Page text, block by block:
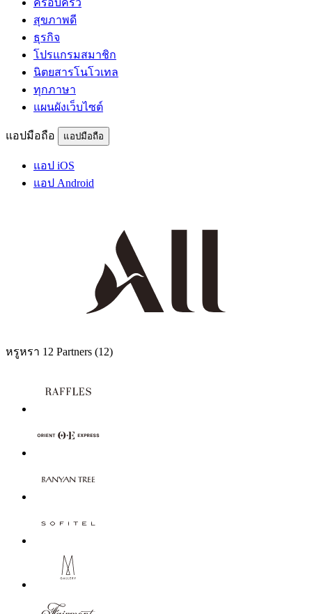
ครอบครัว
สุขภาพดี
ธุรกิจ
โปรแกรมสมาชิก
นิตยสารโนโวเทล
ทุกภาษา
แผนผังเว็บไซต์
แอปมือถือ แอปมือถือ
แอป iOS
แอป Android
หรูหรา 12 Partners (12)